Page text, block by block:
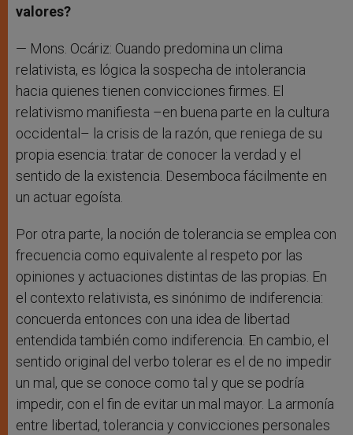
valores?
— Mons. Ocáriz: Cuando predomina un clima
relativista, es lógica la sospecha de intolerancia
hacia quienes tienen convicciones firmes. El
relativismo manifiesta –en buena parte en la cultura
occidental– la crisis de la razón, que reniega de su
propia esencia: tratar de conocer la verdad y el
sentido de la existencia. Desemboca fácilmente en
un actuar egoísta.
Por otra parte, la noción de tolerancia se emplea con
frecuencia como equivalente al respeto por las
opiniones y actuaciones distintas de las propias. En
el contexto relativista, es sinónimo de indiferencia:
concuerda entonces con una idea de libertad
entendida también como indiferencia. En cambio, el
sentido original del verbo tolerar es el de no impedir
un mal, que se conoce como tal y que se podría
impedir, con el fin de evitar un mal mayor. La armonía
entre libertad, tolerancia y convicciones personales